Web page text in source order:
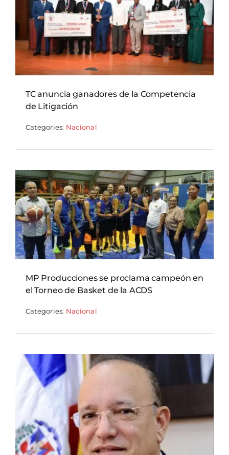
TC anuncia ganadores de la Competencia
de Litigación
Categories: Nacional
MP Producciones se proclama campeón en
el Torneo de Basket de la ACDS
Categories: Nacional